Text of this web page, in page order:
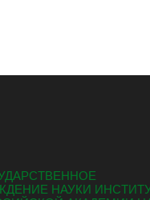
НАУКИ